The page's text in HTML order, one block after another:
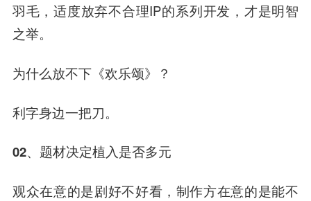
羽毛，适度放弃不合理IP的系列开发，才是明智
之举。
为什么放不下《欢乐颂》？
利字身边一把刀。
02、题材决定植入是否多元
观众在意的是剧好不好看，制作方在意的是能不